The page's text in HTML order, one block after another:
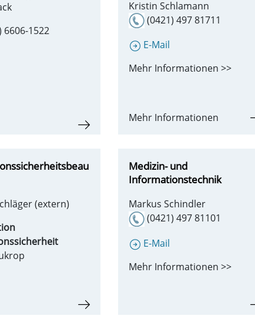
6606-1522
Kristin Schlamann
(0421) 497 81711
E-Mail
Mehr Informationen >>
Mehr Informationen
(extern)
Medizin- und
Informationstechnik
Markus Schindler
(0421) 497 81101
E-Mail
Mehr Informationen >>